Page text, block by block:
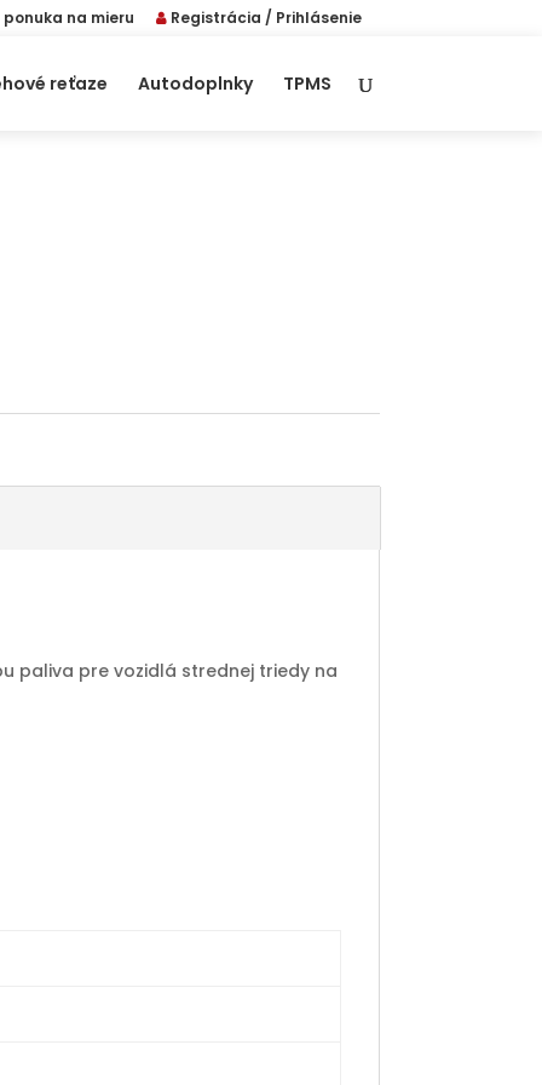
na mieru Registrácia / Prihlásenie
reťaze Autodoplnky TPMS
paliva pre vozidlá strednej triedy na